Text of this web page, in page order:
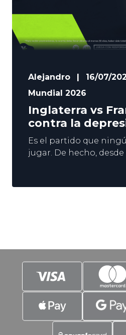
Alejandro
16/07/
Mundial 2026
Inglaterra vs
contra la
Es el partido que
jugar. De hecho,
voces que abogan por
Consolación. Sin
vigente y, no nos
duelos suelen dejar
goles. Es justo en